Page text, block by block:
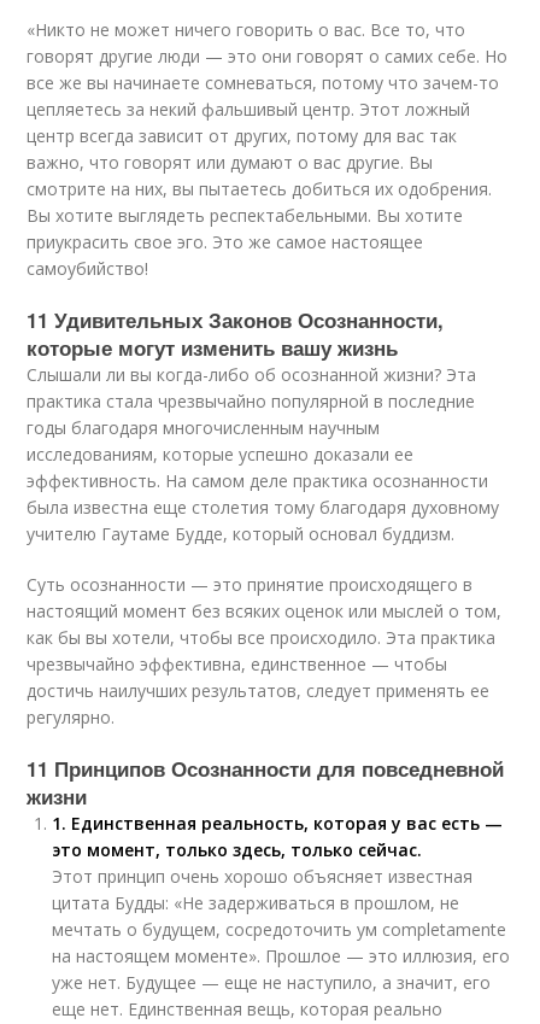
«Никто не может ничего говорить о вас. Все то, что
говорят другие люди — это они говорят о самих себе. Но
все же вы начинаете сомневаться, потому что зачем-то
цепляетесь за некий фальшивый центр. Этот ложный
центр всегда зависит от других, потому для вас так
важно, что говорят или думают о вас другие. Вы
смотрите на них, вы пытаетесь добиться их одобрения.
Вы хотите выглядеть респектабельными. Вы хотите
приукрасить свое эго. Это же самое настоящее
самоубийство!
11 Удивительных Законов Осознанности,
которые могут изменить вашу жизнь
Слышали ли вы когда-либо об осознанной жизни? Эта
практика стала чрезвычайно популярной в последние
годы благодаря многочисленным научным
исследованиям, которые успешно доказали ее
эффективность. На самом деле практика осознанности
была известна еще столетия тому благодаря духовному
учителю Гаутаме Будде, который основал буддизм.
Суть осознанности — это принятие происходящего в
настоящий момент без всяких оценок или мыслей о том,
как бы вы хотели, чтобы все происходило. Эта практика
чрезвычайно эффективна, единственное — чтобы
достичь наилучших результатов, следует применять ее
регулярно.
11 Принципов Осознанности для повседневной
жизни
1. Единственная реальность, которая у вас есть —
это момент, только здесь, только сейчас.
Этот принцип очень хорошо объясняет известная
цитата Будды: «Не задерживаться в прошлом, не
мечтать о будущем, сосредоточить ум completamente
на настоящем моменте». Прошлое — это иллюзия, его
уже нет. Будущее — еще не наступило, а значит, его
еще нет. Единственная вещь, которая реально